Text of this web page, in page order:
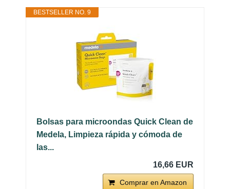
BESTSELLER NO. 9
Bolsas para microondas Quick Clean de
Medela, Limpieza rápida y cómoda de
las...
16,66 EUR
Comprar en Amazon